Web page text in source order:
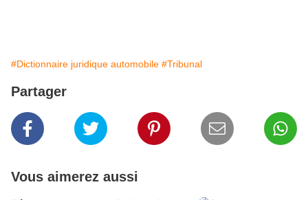
#Dictionnaire juridique automobile #Tribunal
Partager
Vous aimerez aussi